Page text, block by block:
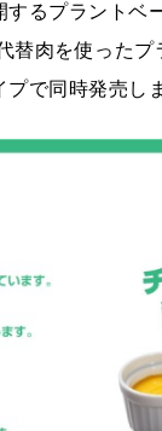
るプラント
肉を使った
で同時発売し